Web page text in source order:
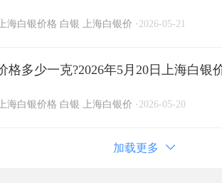
海白银价格 白银 上海白银价 · 2026-05-21
格多少一克?2026年5月20日上海白银
海白银价格 白银 上海白银价 · 2026-05-20
加载更多